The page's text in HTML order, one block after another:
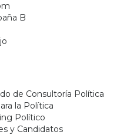
B
de Consultoría Política
la Política
Político
y Candidatos